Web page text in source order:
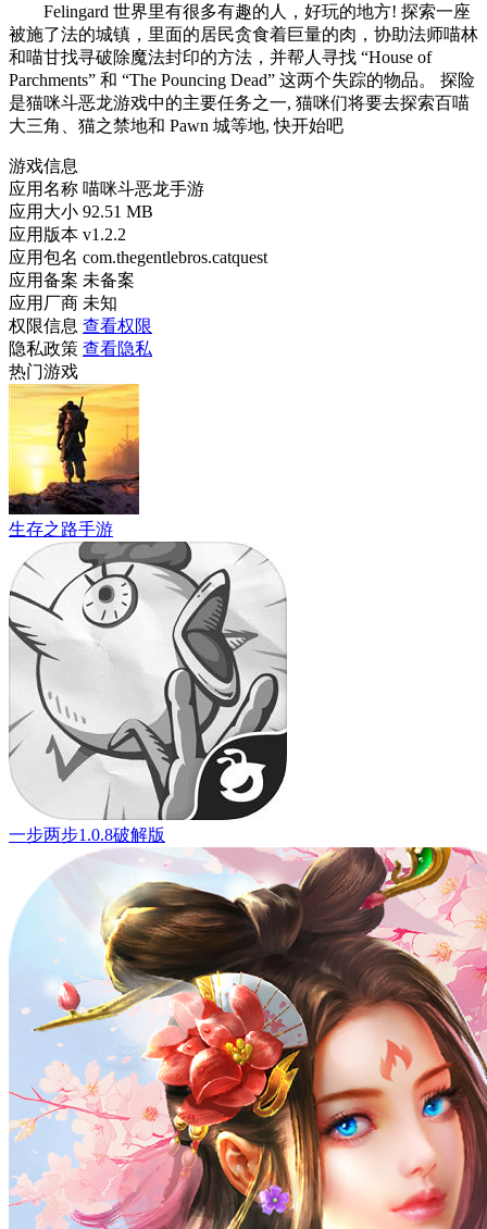
Felingard 世界里有很多有趣的人，好玩的地方! 探索一座
被施了法的城镇，里面的居民贪食着巨量的肉，协助法师喵林
和喵甘找寻破除魔法封印的方法，并帮人寻找 “House of
Parchments” 和 “The Pouncing Dead” 这两个失踪的物品。 探险
是猫咪斗恶龙游戏中的主要任务之一, 猫咪们将要去探索百喵
大三角、猫之禁地和 Pawn 城等地, 快开始吧
游戏信息
应用名称 喵咪斗恶龙手游
应用大小 92.51 MB
应用版本 v1.2.2
应用包名 com.thegentlebros.catquest
应用备案 未备案
应用厂商 未知
权限信息 查看权限
隐私政策 查看隐私
热门游戏
生存之路手游
一步两步1.0.8破解版